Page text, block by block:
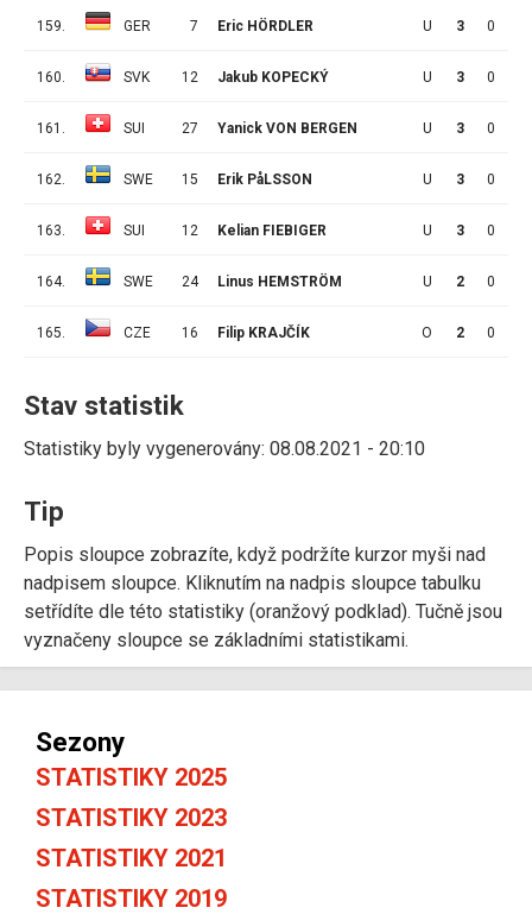
159. GER 7 Eric HÖRDLER U 3 0
160. SVK 12 Jakub KOPECKÝ U 3 0
161. SUI 27 Yanick VON BERGEN U 3 0
162. SWE 15 Erik PåLSSON U 3 0
163. SUI 12 Kelian FIEBIGER U 3 0
164. SWE 24 Linus HEMSTRÖM U 2 0
165. CZE 16 Filip KRAJČÍK O 2 0
Stav statistik
Statistiky byly vygenerovány: 08.08.2021 - 20:10
Tip
Popis sloupce zobrazíte, když podržíte kurzor myši nad
nadpisem sloupce. Kliknutím na nadpis sloupce tabulku
setřídíte dle této statistiky (oranžový podklad). Tučně jsou
vyznačeny sloupce se základními statistikami.
Sezony
STATISTIKY 2025
STATISTIKY 2023
STATISTIKY 2021
STATISTIKY 2019